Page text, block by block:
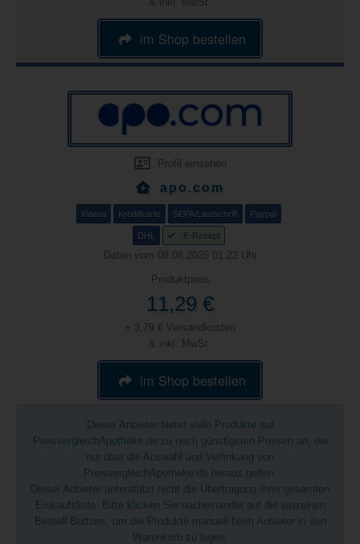
im Shop bestellen
Profil einsehen
apo.com
Klarna Kreditkarte SEPA/Lastschrift Paypal
DHL E-Rezept
Daten vom 08.08.2026 01:22 Uhr
Produktpreis
11,29 €
+ 3,79 € Versandkosten
& inkl. MwSt.
im Shop bestellen
Dieser Anbieter bietet viele Produkte auf
PreisvergleichApotheke.de zu noch günstigeren Preisen an, die
nur über die Auswahl und Verlinkung von
PreisvergleichApotheke.de heraus gelten.
Dieser Anbieter unterstützt nicht die Übertragung Ihrer gesamten
Einkaufsliste. Bitte klicken Sie nacheinander auf die einzelnen
Bestell-Buttons, um die Produkte manuell beim Anbieter in den
Warenkorb zu legen.